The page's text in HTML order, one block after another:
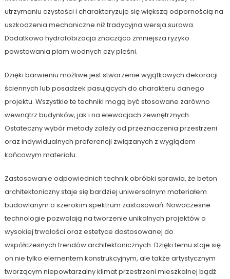
utrzymaniu czystości i charakteryzuje się większą odpornością na
uszkodzenia mechaniczne niż tradycyjna wersja surowa.
Dodatkowo hydrofobizacja znacząco zmniejsza ryzyko
powstawania plam wodnych czy pleśni.
Dzięki barwieniu możliwe jest stworzenie wyjątkowych dekoracji
ściennych lub posadzek pasujących do charakteru danego
projektu. Wszystkie te techniki mogą być stosowane zarówno
wewnątrz budynków, jak i na elewacjach zewnętrznych.
Ostateczny wybór metody zależy od przeznaczenia przestrzeni
oraz indywidualnych preferencji związanych z wyglądem
końcowym materiału.
Zastosowanie odpowiednich technik obróbki sprawia, że beton
architektoniczny staje się bardziej uniwersalnym materiałem
budowlanym o szerokim spektrum zastosowań. Nowoczesne
technologie pozwalają na tworzenie unikalnych projektów o
wysokiej trwałości oraz estetyce dostosowanej do
współczesnych trendów architektonicznych. Dzięki temu staje się
on nie tylko elementem konstrukcyjnym, ale także artystycznym
tworzącym niepowtarzalny klimat przestrzeni mieszkalnej bądź